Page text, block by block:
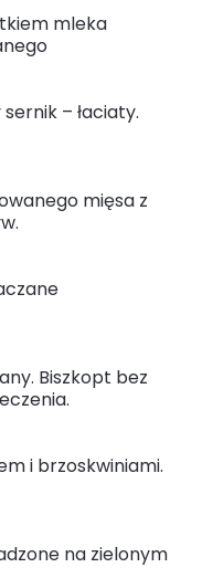
mleka
– łaciaty.
mięsa z
Biszkopt bez
i brzoskwiniami.
na zielonym